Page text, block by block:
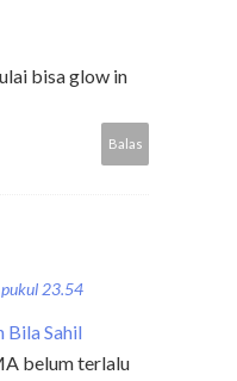
bisa glow in
Balas
23.54
Bila Sahil
belum terlalu